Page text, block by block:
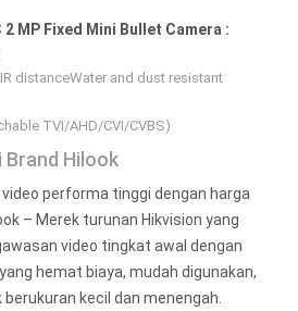
MP Fixed Mini Bullet Camera :
distanceWater and dust resistant
TVI/AHD/CVI/CVBS)
Brand Hilook
performa tinggi dengan harga
– Merek turunan Hikvision yang
video tingkat awal dengan
hemat biaya, mudah digunakan,
berukuran kecil dan menengah.